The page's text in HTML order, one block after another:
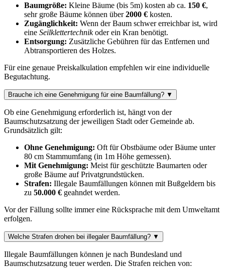
Baumgröße: Kleine Bäume (bis 5m) kosten ab ca. 150 €,
sehr große Bäume können über2000 € kosten.
Zugänglichkeit: Wenn der Baum schwer erreichbar ist, wird
eine Seilklettertechnikoder ein Kran benötigt.
Entsorgung: Zusätzliche Gebühren für das Entfernen und
Abtransportieren des Holzes.
Für eine genaue Preiskalkulation empfehlen wir eine individuelle
Begutachtung.
Brauche ich eine Genehmigung für eine Baumfällung? ▼
Ob eine Genehmigung erforderlich ist, hängt von der
Baumschutzsatzung der jeweiligen Stadt oder Gemeinde ab.
Grundsätzlich gilt:
Ohne Genehmigung: Oft für Obstbäume oder Bäume unter
80 cm Stammumfang (in 1m Höhe gemessen).
Mit Genehmigung: Meist für geschützte Baumarten oder
große Bäume auf Privatgrundstücken.
Strafen: Illegale Baumfällungen können mit Bußgeldern bis
zu 50.000 € geahndet werden.
Vor der Fällung sollte immer eine Rücksprache mit dem Umweltamt
erfolgen.
Welche Strafen drohen bei illegaler Baumfällung? ▼
Illegale Baumfällungen können je nach Bundesland und
Baumschutzsatzung teuer werden. Die Strafen reichen von: